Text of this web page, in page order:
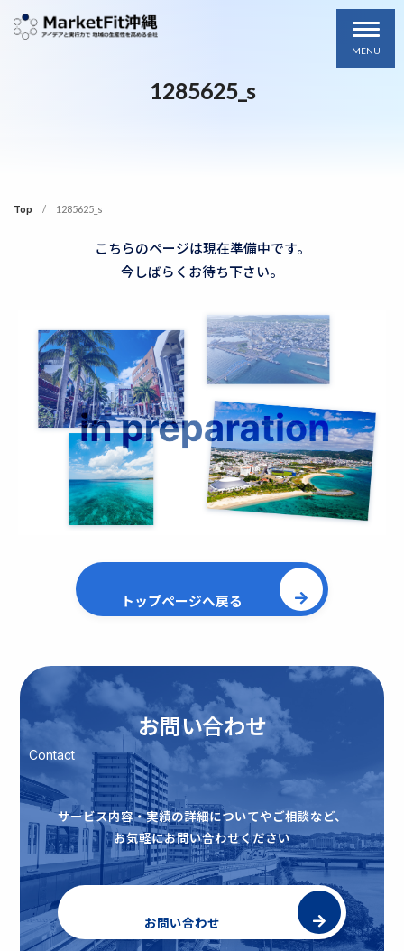
MENU
1285625_s
Top 1285625_s
こちらのページは現在準備中です。
今しばらくお待ち下さい。
トップページへ戻る
お問い合わせ
Contact
サービス内容・実績の詳細についてやご相談など、
お気軽にお問い合わせください
お問い合わせ